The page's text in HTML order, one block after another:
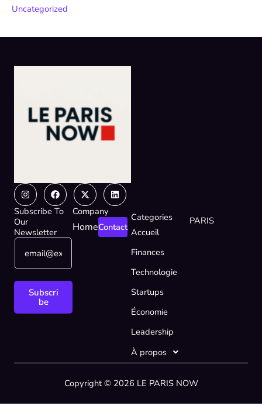
Uncategorized
InstagramFacebook
X-
twitter
Linkedin
Subscribe To
Our
Newsletter
E
a
m
E
a
Subscri
be
Company
HomeContact
Categories
Accueil
Finances
Technologie
Startups
Économie
Leadership
À propos
PARIS
Copyright © 2026 LE PARIS NOW